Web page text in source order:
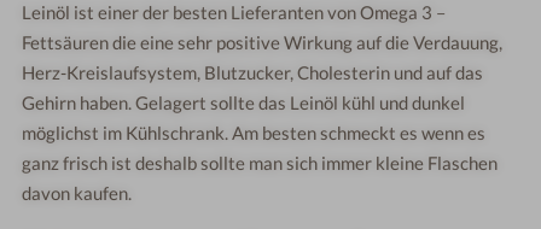
Leinöl ist einer der besten Lieferanten von Omega 3 –
Fettsäuren die eine sehr positive Wirkung auf die Verdauung,
Herz-Kreislaufsystem, Blutzucker, Cholesterin und auf das
Gehirn haben. Gelagert sollte das Leinöl kühl und dunkel
möglichst im Kühlschrank. Am besten schmeckt es wenn es
ganz frisch ist deshalb sollte man sich immer kleine Flaschen
davon kaufen.